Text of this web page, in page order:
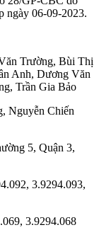
ngày 06-09-2023.
Trường, Bùi Thị
Anh, Dương Văn
, Trần Gia Bảo
, Nguyễn Chiến
5, Quận 3,
3.9294.093,
3.9294.068